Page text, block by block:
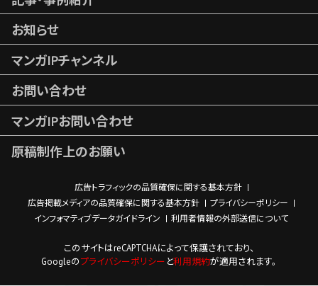
お知らせ
マンガIPチャンネル
お問い合わせ
マンガIPお問い合わせ
原稿制作上のお願い
広告トラフィックの品質確保に関する基本方針
広告掲載メディアの品質確保に関する基本方針
プライバシーポリシー
インフォマティブデータガイドライン
利用者情報の外部送信について
このサイトはreCAPTCHAによって保護されており、
Googleのプライバシーポリシー と利用規約が適用されます。